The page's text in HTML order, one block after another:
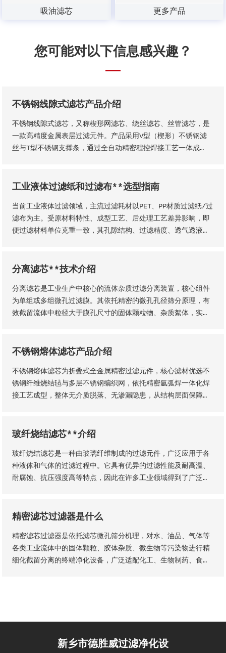
吸油滤芯 更多产品
您可能对以下信息感兴趣？
不锈钢线隙式滤芯产品介绍
不锈钢线隙式滤芯，又称楔形网滤芯、绕丝滤芯​、丝管滤芯，是
一款高精度金属表层过滤元件。产品采用V型（楔形）不锈钢滤
丝与T型不锈钢支撑条，通过全自动精密程控焊接工艺一体成
异型滤芯等多种结构，且支持滤缝规格、丝径尺寸等核心参数个
润、过滤精度稳定、机械强度高、经久耐用等核心品质优势。
工业液体过滤纸和过滤布**选型指南
当前工业液体过滤领域，主流过滤耗材以PET、PP材质过滤纸/过
滤布为主。受原材料特性、成型工艺、后处理工艺差异影响，即
便过滤材料单位克重一致，其孔隙结构、过滤精度、透气透液性
况，依托**技术维度精准选型，具体选型标准与实施方法如下
分离滤芯**技术介绍
分离滤芯是工业生产中核心的流体杂质过滤分离装置，核心组件
为单组或多组微孔过滤膜。其依托精密的微孔孔径筛分原理，有
效截留流体中粒径大于膜孔尺寸的固体颗粒物、杂质絮体，实现
工、石油、钢铁、矿山等各类工业场景，为工业化稳定生产、产
不锈钢熔体滤芯产品介绍
不锈钢熔体滤芯为折叠式全金属精密过滤元件，核心滤材优选不
锈钢纤维烧结毡与多层不锈钢编织网，依托精密氩弧焊一体化焊
接工艺成型，整体无介质脱落、无渗漏隐患，从结构层面保障了
玻纤烧结滤芯**介绍
玻纤烧结滤芯是一种由玻璃纤维制成的过滤元件，广泛应用于各
种液体和气体的过滤过程中。它具有优异的过滤性能及耐高温、
耐腐蚀、抗压强度高等特点，因此在许多工业领域得到了广泛的
精密滤芯过滤器是什么
精密滤芯过滤器是依托滤芯微孔筛分机理，对水、油品、气体等
各类工业流体中的固体颗粒、胶体杂质、微生物等污染物进行精
细化截留分离的终端净化设备，广泛适配化工、生物制药、食品
新乡市德胜威过滤净化设